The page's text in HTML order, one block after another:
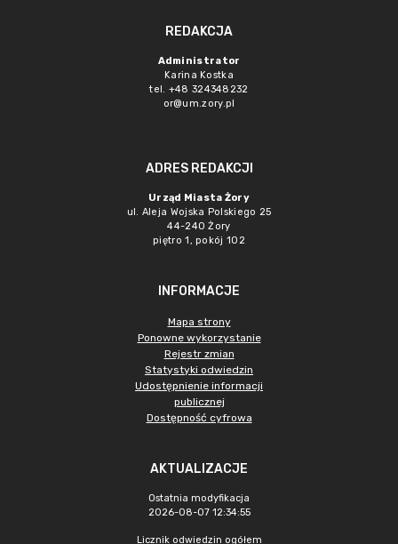
REDAKCJA
Administrator
Karina Kostka
tel. +48 324348232
or@um.zory.pl
ADRES REDAKCJI
Urząd Miasta Żory
ul. Aleja Wojska Polskiego 25
44-240 Żory
piętro 1, pokój 102
INFORMACJE
Mapa strony
Ponowne wykorzystanie
Rejestr zmian
Statystyki odwiedzin
Udostępnienie informacji
publicznej
Dostępność cyfrowa
AKTUALIZACJE
Ostatnia modyfikacja
2026-08-07 12:34:55
Licznik odwiedzin ogółem